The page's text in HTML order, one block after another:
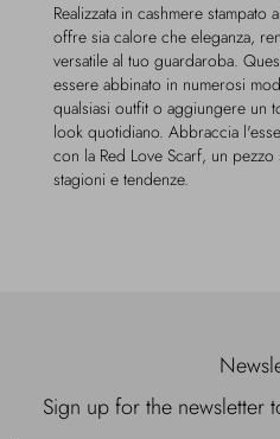
Realizzata in cashmere stampato
offre sia calore che eleganza,
versatile al tuo guardaroba.
essere abbinato in numerosi
qualsiasi outfit o aggiungere un
look quotidiano. Abbraccia
con la Red Love Scarf, un
stagioni e tendenze.
Sign up for the newsletter